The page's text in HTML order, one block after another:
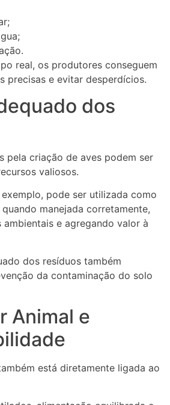
real, os produtores conseguem
precisas e evitar desperdícios.
dos
pela criação de aves podem ser
valiosos.
pode ser utilizada como
manejada corretamente,
e agregando valor à
dos resíduos também
da contaminação do solo
Animal e
está diretamente ligada ao